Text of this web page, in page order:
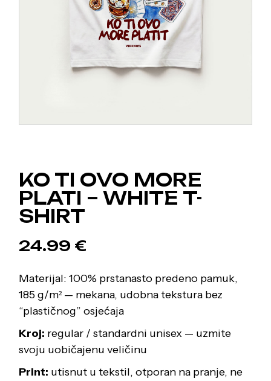
KO TI OVO MORE
PLATI – WHITE T-
SHIRT
24.99 €
Materijal: 100% prstanasto predeno pamuk,
185 g/m² — mekana, udobna tekstura bez
“plastičnog” osjećaja
Kroj: regular / standardni unisex — uzmite
svoju uobičajenu veličinu
Print: utisnut u tekstil, otporan na pranje, ne